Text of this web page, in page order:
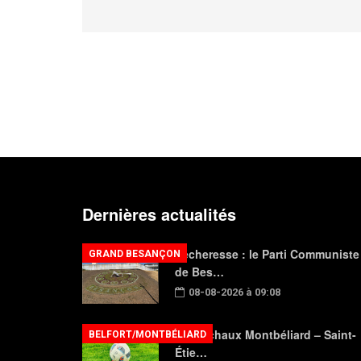
Dernières actualités
Sécheresse : le Parti Communiste
de Bes…
08-08-2026 à 09:08
GRAND BESANÇON
FC Sochaux Montbéliard – Saint-
Étie…
BELFORT/MONTBÉLIARD